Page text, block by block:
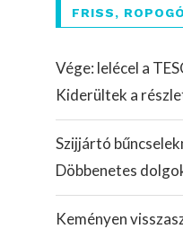
FRISS,
Vége: lelécel a
Kiderültek a
Szijjártó
Döbbenetes
Keményen